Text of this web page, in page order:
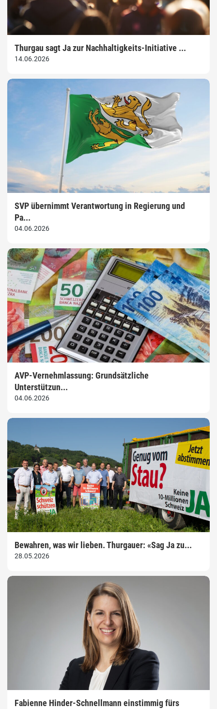
Thurgau sagt Ja zur Nachhaltigkeits-Initiative ...
14.06.2026
SVP übernimmt Verantwortung in Regierung und
Pa...
04.06.2026
AVP-Vernehmlassung: Grundsätzliche
Unterstützun...
04.06.2026
Bewahren, was wir lieben. Thurgauer: «Sag Ja zu...
28.05.2026
Fabienne Hinder-Schnellmann einstimmig fürs